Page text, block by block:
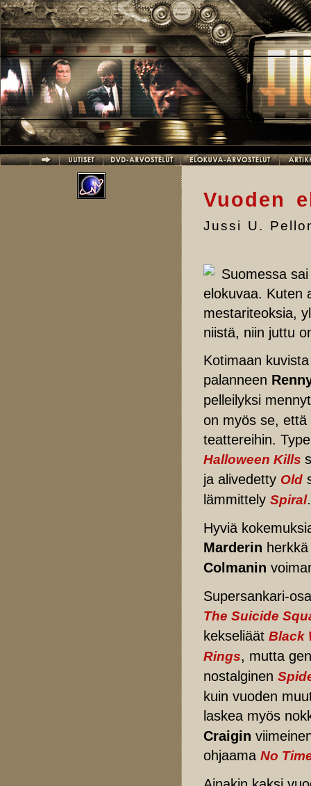
Hyppää pääsisältöön
Vuoden
Jussi U.
Suomessa
elokuvaa. Kuten
mestariteoksia,
niistä, niin juttu
Kotimaan
palanneen
pelleilyksi
on myös se, että
teattereihin.
Halloween Kills
ja alivedetty Old
lämmittely Spiral.
Hyviä
Marderin
Colmanin
Supersankari-
The Suicide
kekseliäät Black
Rings, mutta
nostalginen
kuin vuoden
laskea myös
Craigin
ohjaama No